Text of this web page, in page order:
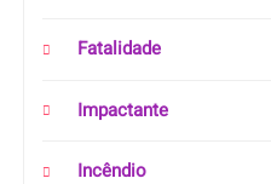
Fatalidade
Impactante
Incêndio